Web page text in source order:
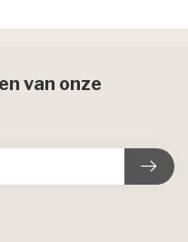
van onze